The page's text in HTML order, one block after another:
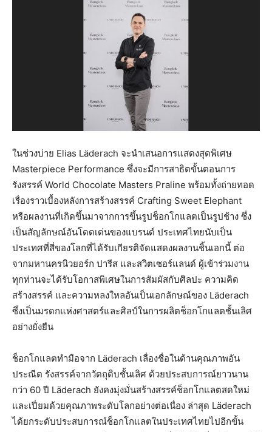
ในช่วงบ่าย Elias Läderach จะนำเสนอการแสดงสุดพิเศษ
Masterpiece Performance ซึ่งจะมีการสาธิตขั้นตอนการ
รังสรรค์ World Chocolate Masters Praline พร้อมทั้งถ่ายทอด
เรื่องราวเบื้องหลังการสร้างสรรค์ Crafting Sweet Elephant
หรือผลงานที่เกิดขึ้นมาจากการขึ้นรูปช็อกโกแลตเป็นรูปช้าง ซึ่ง
เป็นสัญลักษณ์อันโดดเด่นของแบรนด์ ประเทศไทยนับเป็น
ประเทศที่สี่ของโลกที่ได้รับเกียรติจัดแสดงผลงานชิ้นเอกนี้ ต่อ
จากมหานครนิวยอร์ก ปารีส และสวิตเซอร์แลนด์ ผู้เข้าร่วมงาน
ทุกท่านจะได้รับโอกาสพิเศษในการสัมผัสกับศิลปะ ความคิด
สร้างสรรค์ และความหลงใหลอันเป็นเอกลักษณ์ของ Läderach
ซึ่งเป็นมรดกแห่งศาสตร์และศิลป์ในการผลิตช็อกโกแลตชั้นเลิศ
อย่างยั่งยืน
ช็อกโกแลตทำมือจาก Läderach เลื่องชื่อในด้านคุณภาพอัน
ประณีต รังสรรค์จากวัตถุดิบชั้นเลิศ ด้วยประสบการณ์ยาวนาน
กว่า 60 ปี Läderach ยังคงมุ่งมั่นสร้างสรรค์ช็อกโกแลตสดใหม่
และเปี่ยมด้วยคุณภาพระดับโลกอย่างต่อเนื่อง ล่าสุด Läderach
ได้ยกระดับประสบการณ์ช็อกโกแลตในประเทศไทยไปอีกขั้น